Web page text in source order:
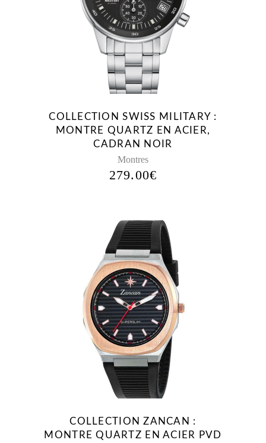
COLLECTION SWISS MILITARY :
MONTRE QUARTZ EN ACIER,
CADRAN NOIR
Montres
279.00€
COLLECTION ZANCAN :
MONTRE QUARTZ EN ACIER PVD